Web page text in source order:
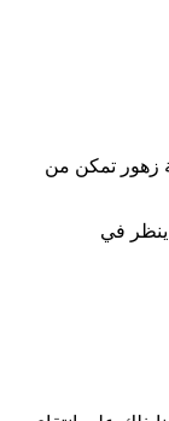
زهور تمكن من
ينظر في